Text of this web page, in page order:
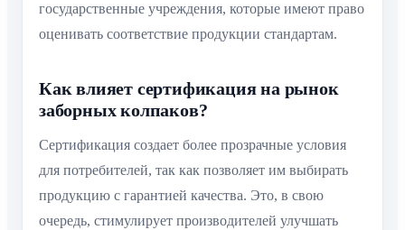
государственные учреждения, которые имеют право
оценивать соответствие продукции стандартам.
Как влияет сертификация на рынок
заборных колпаков?
Сертификация создает более прозрачные условия
для потребителей, так как позволяет им выбирать
продукцию с гарантией качества. Это, в свою
очередь, стимулирует производителей улучшать